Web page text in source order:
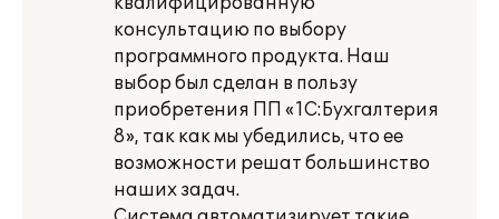
консультацию по выбору
программного продукта. Наш
выбор был сделан в пользу
приобретения ПП «1С:Бухгалтерия
8», так как мы убедились, что ее
возможности решат большинство
наших задач.